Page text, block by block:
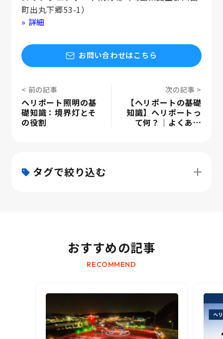
町出丸下郷53-1）
» 詳細
お問い合わせはこちら
ヘリポート照明の基
礎知識：境界灯とそ
の役割
【ヘリポートの基礎
知識】ヘリポートっ
て何？｜よくあ…
タグで絞り込む
おすすめの記事
RECOMMEND